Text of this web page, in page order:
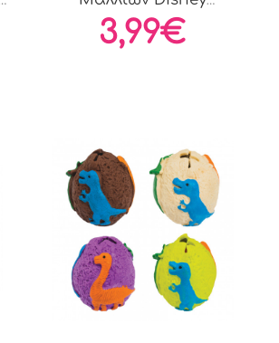
Minnie...
3,99€